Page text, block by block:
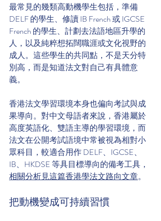
最常見的幾類高動機學生包括，準備
DELF 的學生、修讀 IB French 或 IGCSE
French 的學生、計劃去法語地區升學的
人，以及純粹想拓闊職涯或文化視野的
成人。這些學生的共同點，不是天分特
別高，而是知道法文對自己有具體意
義。
香港法文學習環境本身也偏向考試與成
果導向。對中文母語者來說，香港屬於
高度英語化、雙語主導的學習環境，而
法文在公開考試語境中常被視為相對小
眾科目，較適合用作 DELF、IGCSE、
IB、HKDSE 等具目標導向的備考工具，
相關分析見這篇香港學法文路向文章。
把動機變成可持續習慣